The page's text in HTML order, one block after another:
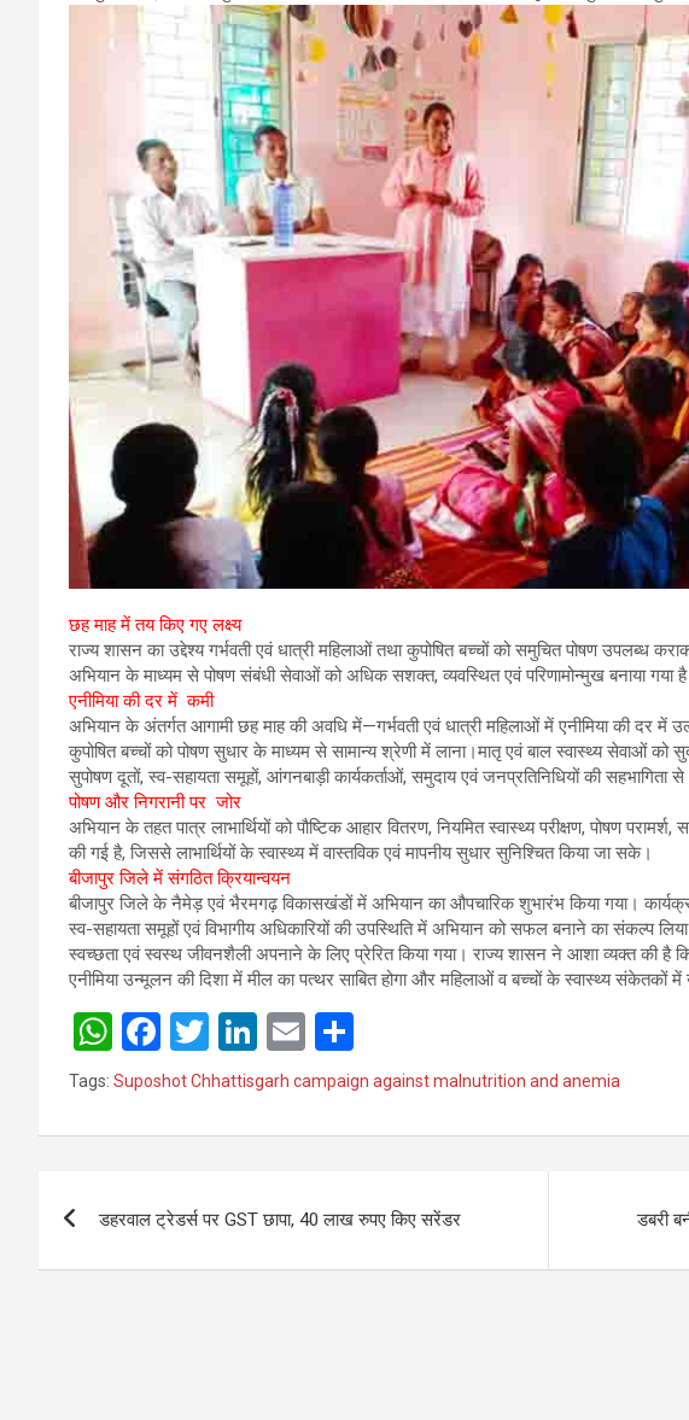
छह माह में तय किए गए लक्ष्य
राज्य शासन का उद्देश्य गर्भवती एवं धात्री महिलाओं तथा कुपोषित बच्चों को समुचित पोषण उपलब्ध
अभियान के माध्यम से पोषण संबंधी सेवाओं को अधिक सशक्त, व्यवस्थित एवं परिणामोन्मुख बनाया गया
एनीमिया की दर में कमी
अभियान के अंतर्गत आगामी छह माह की अवधि में—गर्भवती एवं धात्री महिलाओं में एनीमिया की दर
कुपोषित बच्चों को पोषण सुधार के माध्यम से सामान्य श्रेणी में लाना।मातृ एवं बाल स्वास्थ्य सेवाओं को
सुपोषण दूतों, स्व-सहायता समूहों, आंगनबाड़ी कार्यकर्ताओं, समुदाय एवं जनप्रतिनिधियों की
पोषण और निगरानी पर जोर
अभियान के तहत पात्र लाभार्थियों को पौष्टिक आहार वितरण, नियमित स्वास्थ्य परीक्षण, पोषण
की गई है, जिससे लाभार्थियों के स्वास्थ्य में वास्तविक एवं मापनीय सुधार सुनिश्चित किया जा सके।
बीजापुर जिले में संगठित क्रियान्वयन
बीजापुर जिले के नैमेड़ एवं भैरमगढ़ विकासखंडों में अभियान का औपचारिक शुभारंभ किया गया।
स्व-सहायता समूहों एवं विभागीय अधिकारियों की उपस्थिति में अभियान को सफल बनाने का संकल्प
स्वच्छता एवं स्वस्थ जीवनशैली अपनाने के लिए प्रेरित किया गया। राज्य शासन ने आशा व्यक्त की है
एनीमिया उन्मूलन की दिशा में मील का पत्थर साबित होगा और महिलाओं व बच्चों के स्वास्थ्य संकेतकों
W
h
s
p
p
F
a
b
o
k
T
wi
er
Li
n
dI
E
m h
e
Tags: Suposhot Chhattisgarh campaign against malnutrition and anemia
navigation
डहरवाल ट्रेडर्स पर GST छापा, 40 लाख रुपए किए सरेंडर डबरी